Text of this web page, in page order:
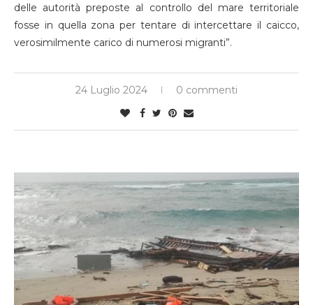
delle autorità preposte al controllo del mare territoriale
fosse in quella zona per tentare di intercettare il caicco,
verosimilmente carico di numerosi migranti”.
24 Luglio 2024 0 commenti